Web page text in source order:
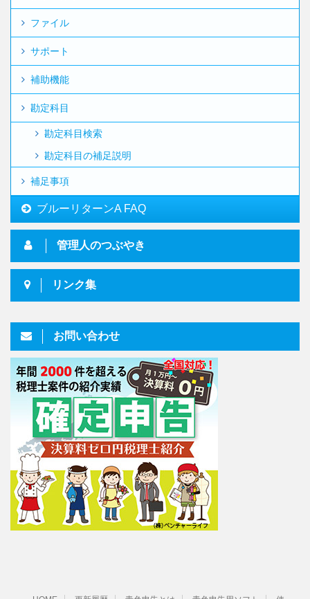
ファイル
サポート
補助機能
勘定科目
勘定科目検索
勘定科目の補足説明
補足事項
ブルーリターンA FAQ
管理人のつぶやき
リンク集
お問い合わせ